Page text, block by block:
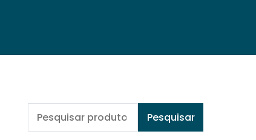
Pesquisar
Pesquisar